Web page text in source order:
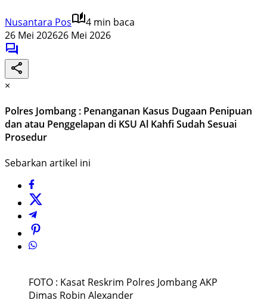
Nusantara Pos
4 min baca
26 Mei 202626 Mei 2026
×
Polres Jombang : Penanganan Kasus Dugaan Penipuan
dan atau Penggelapan di KSU Al Kahfi Sudah Sesuai
Prosedur
Sebarkan artikel ini
FOTO : Kasat Reskrim Polres Jombang AKP
Dimas Robin Alexander